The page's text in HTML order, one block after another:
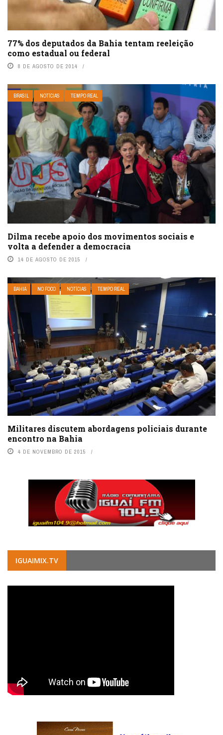
77% dos deputados da Bahia tentam reeleição
como estadual ou federal
8 DE AGOSTO DE 2014
BRASIL NOTÍCIAS TEMPO REAL
Dilma recebe apoio dos movimentos sociais e
volta a defender a democracia
14 DE AGOSTO DE 2015
BAHIA NO FOCO NOTÍCIAS TEMPO REAL
Militares discutem abordagens policiais durante
encontro na Bahia
4 DE NOVEMBRO DE 2015
IGUAIMIX.TV